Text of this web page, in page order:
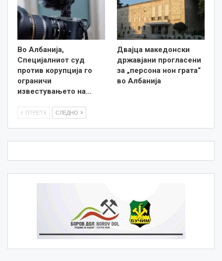
Во Албанија,
Специјалниот суд
против корупција го
ограничи
известувањето на…
Двајца македонски
државјани прогласени
за „персона нон грата“
во Албанија
ПТРЕТХ СЛЕДНО